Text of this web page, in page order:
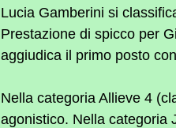
Lucia Gamberini si
Prestazione di spicco per
aggiudica il primo posto
Nella categoria Allieve 4
agonistico. Nella categoria